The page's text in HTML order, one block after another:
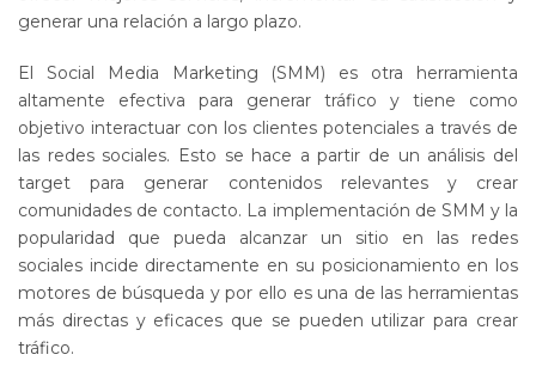
generar una relación a largo plazo.
El Social Media Marketing (SMM) es otra herramienta
altamente efectiva para generar tráfico y tiene como
objetivo interactuar con los clientes potenciales a través de
las redes sociales. Esto se hace a partir de un análisis del
target para generar contenidos relevantes y crear
comunidades de contacto. La implementación de SMM y la
popularidad que pueda alcanzar un sitio en las redes
sociales incide directamente en su posicionamiento en los
motores de búsqueda y por ello es una de las herramientas
más directas y eficaces que se pueden utilizar para crear
tráfico.